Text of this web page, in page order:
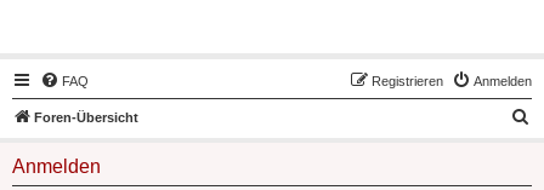
FAQ Anmelden
Registrieren
Foren-Übersicht
Anmelden